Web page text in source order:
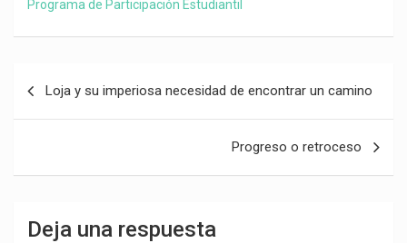
Programa de Participación Estudiantil
Loja y su imperiosa necesidad de encontrar un camino
Progreso o retroceso
Deja una respuesta